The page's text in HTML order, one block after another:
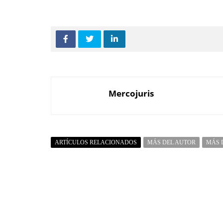
Mercojuris
ARTÍCULOS RELACIONADOS MÁS DEL AUTOR MÁS